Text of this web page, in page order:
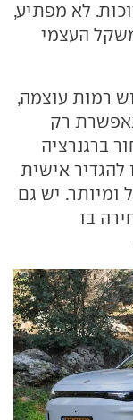
לא מפתיע,
העצמי
רמות עוצמה,
רק
ברגנרציה
להגדיר אישית
ומיותר. יש גם
בו